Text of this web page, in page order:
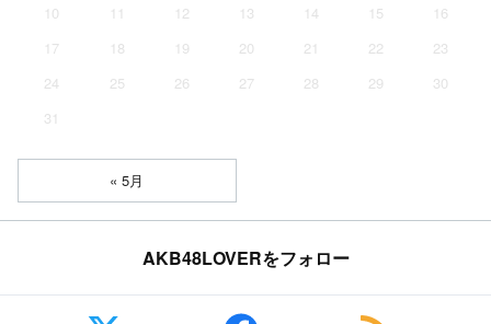
10
11 12 13 14 15
16
17
18 19 20 21 22
23
24
25 26 27 28 29
30
31
« 5月
AKB48LOVERをフォロー